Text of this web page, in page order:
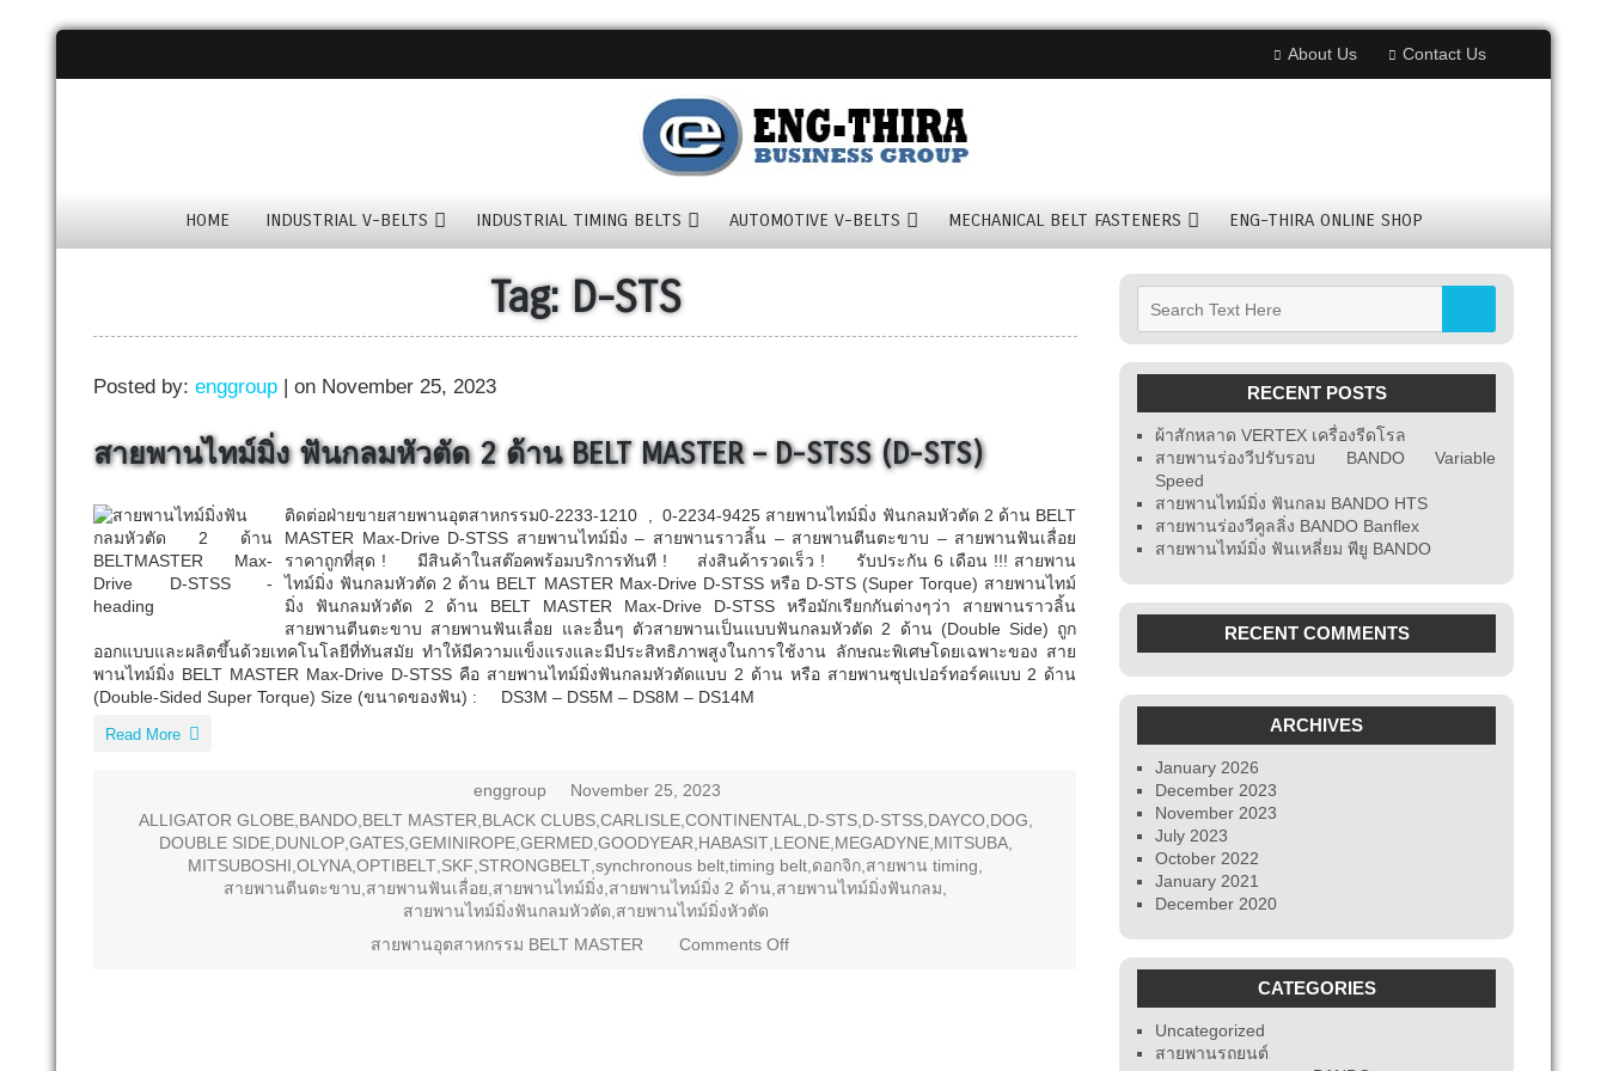
About Us Contact Us
HOME INDUSTRIAL V-BELTS INDUSTRIAL TIMING BELTS AUTOMOTIVE V-BELTS MECHANICAL BELT FASTENERS ENG-THIRA ONLINE SHOP
Tag: D-STS
Posted by:enggroup | on November 25, 2023
สายพานไทม์มิ่ง ฟันกลมหัวตัด 2 ด้าน BELT MASTER – D-STSS (D-STS)
ติดต่อฝ่ายขายสายพานอุตสาหกรรม0-2233-1210 , 0-2234-9425 สายพานไทม์มิ่ง ฟันกลมหัวตัด 2 ด้าน BELT
MASTER Max-Drive D-STSS สายพานไทม์มิ่ง – สายพานราวลิ้น – สายพานตีนตะขาบ – สายพานฟันเลื่อย
ราคาถูกที่สุด ! มีสินค้าในสต๊อคพร้อมบริการทันที ! ส่งสินค้ารวดเร็ว ! รับประกัน 6 เดือน !!! สายพาน
ไทม์มิ่ง ฟันกลมหัวตัด 2 ด้าน BELT MASTER Max-Drive D-STSS หรือ D-STS (Super Torque) สายพานไทม์
มิ่ง ฟันกลมหัวตัด 2 ด้าน BELT MASTER Max-Drive D-STSS หรือมักเรียกกันต่างๆว่า สายพานราวลิ้น
สายพานตีนตะขาบ สายพานฟันเลื่อย และอื่นๆ ตัวสายพานเป็นแบบฟันกลมหัวตัด 2 ด้าน (Double Side) ถูก
ออกแบบและผลิตขึ้นด้วยเทคโนโลยีที่ทันสมัย ทำให้มีความแข็งแรงและมีประสิทธิภาพสูงในการใช้งาน ลักษณะพิเศษโดยเฉพาะของ สาย
พานไทม์มิ่ง BELT MASTER Max-Drive D-STSS คือ สายพานไทม์มิ่งฟันกลมหัวตัดแบบ 2 ด้าน หรือ สายพานซุปเปอร์ทอร์คแบบ 2 ด้าน
(Double-Sided Super Torque) Size (ขนาดของฟัน) : DS3M – DS5M – DS8M – DS14M
Read More
enggroup
November 25, 2023
ALLIGATOR GLOBE, BANDO BELT MASTER BLACK CLUBS, CARLISLE, CONTINENTAL D-STS, D-STSS, DAYCO DOG
DOUBLE SIDE, DUNLOP, GATES, GEMINIROPE, GERMED, GOODYEAR HABASIT, LEONE, MEGADYNE, MITSUBA,
MITSUBOSHI OLYNA OPTIBELT SKF STRONGBELT synchronous belt timing belt ดอกจิก สายพาน timing
สายพานตีนตะขาบ สายพานฟันเลื่อย สายพานไทม์มิ่ง สายพานไทม์มิ่ง 2 ด้าน สายพานไทม์มิ่งฟันกลม
สายพานไทม์มิ่งฟันกลมหัวตัด สายพานไทม์มิ่งหัวตัด
สายพานอุตสาหกรรม BELT MASTER
Comments Off
RECENT POSTS
ผ้าสักหลาด VERTEX เครื่องรีดโรล
สายพานร่องวีปรับรอบ BANDO Variable
Speed
สายพานไทม์มิ่ง ฟันกลม BANDO HTS
สายพานร่องวีคูลลิ่ง BANDO Banflex
สายพานไทม์มิ่ง ฟันเหลี่ยม พียู BANDO
RECENT COMMENTS
ARCHIVES
January 2026
December 2023
November 2023
July 2023
October 2022
January 2021
December 2020
CATEGORIES
Uncategorized
สายพานรถยนต์